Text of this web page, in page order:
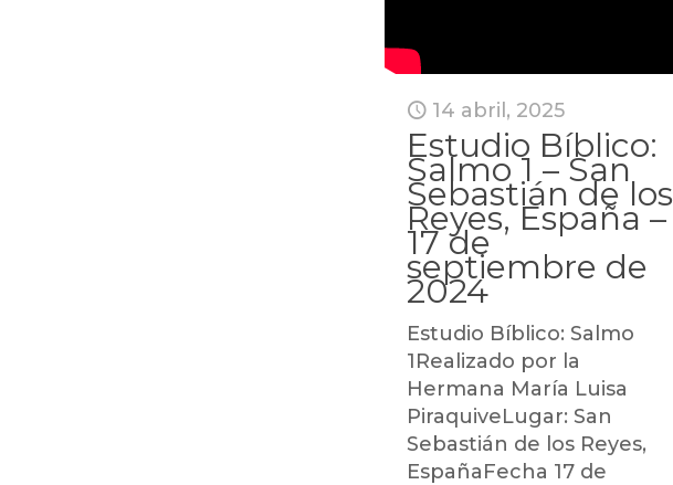
14 abril, 2025
Estudio Bíblico:
Salmo 1 – San
Sebastián de los
Reyes, España –
17 de
septiembre de
2024
Estudio Bíblico: Salmo
1Realizado por la
Hermana María Luisa
PiraquiveLugar: San
Sebastián de los Reyes,
EspañaFecha 17 de